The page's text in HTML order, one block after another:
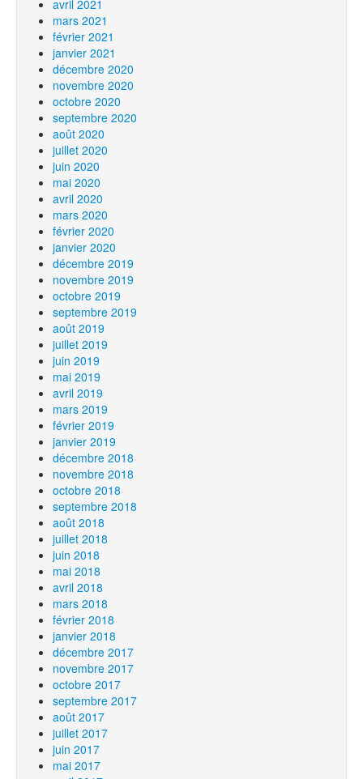
avril 2021
mars 2021
février 2021
janvier 2021
décembre 2020
novembre 2020
octobre 2020
septembre 2020
août 2020
juillet 2020
juin 2020
mai 2020
avril 2020
mars 2020
février 2020
janvier 2020
décembre 2019
novembre 2019
octobre 2019
septembre 2019
août 2019
juillet 2019
juin 2019
mai 2019
avril 2019
mars 2019
février 2019
janvier 2019
décembre 2018
novembre 2018
octobre 2018
septembre 2018
août 2018
juillet 2018
juin 2018
mai 2018
avril 2018
mars 2018
février 2018
janvier 2018
décembre 2017
novembre 2017
octobre 2017
septembre 2017
août 2017
juillet 2017
juin 2017
mai 2017